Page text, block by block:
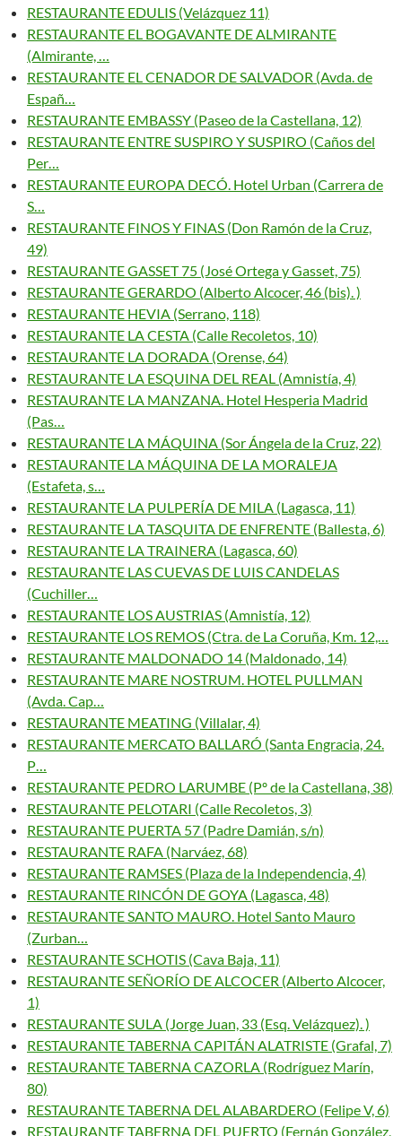
RESTAURANTE EDULIS (Velázquez 11)
RESTAURANTE EL BOGAVANTE DE ALMIRANTE
(Almirante, …
RESTAURANTE EL CENADOR DE SALVADOR (Avda. de
Españ…
RESTAURANTE EMBASSY (Paseo de la Castellana, 12)
RESTAURANTE ENTRE SUSPIRO Y SUSPIRO (Caños del
Per…
RESTAURANTE EUROPA DECÓ. Hotel Urban (Carrera de
S…
RESTAURANTE FINOS Y FINAS (Don Ramón de la Cruz,
49)
RESTAURANTE GASSET 75 (José Ortega y Gasset, 75)
RESTAURANTE GERARDO (Alberto Alcocer, 46 (bis). )
RESTAURANTE HEVIA (Serrano, 118)
RESTAURANTE LA CESTA (Calle Recoletos, 10)
RESTAURANTE LA DORADA (Orense, 64)
RESTAURANTE LA ESQUINA DEL REAL (Amnistía, 4)
RESTAURANTE LA MANZANA. Hotel Hesperia Madrid
(Pas…
RESTAURANTE LA MÁQUINA (Sor Ángela de la Cruz, 22)
RESTAURANTE LA MÁQUINA DE LA MORALEJA
(Estafeta, s…
RESTAURANTE LA PULPERÍA DE MILA (Lagasca, 11)
RESTAURANTE LA TASQUITA DE ENFRENTE (Ballesta, 6)
RESTAURANTE LA TRAINERA (Lagasca, 60)
RESTAURANTE LAS CUEVAS DE LUIS CANDELAS
(Cuchiller…
RESTAURANTE LOS AUSTRIAS (Amnistía, 12)
RESTAURANTE LOS REMOS (Ctra. de La Coruña, Km. 12,…
RESTAURANTE MALDONADO 14 (Maldonado, 14)
RESTAURANTE MARE NOSTRUM. HOTEL PULLMAN
(Avda. Cap…
RESTAURANTE MEATING (Villalar, 4)
RESTAURANTE MERCATO BALLARÓ (Santa Engracia, 24.
P…
RESTAURANTE PEDRO LARUMBE (Pº de la Castellana, 38)
RESTAURANTE PELOTARI (Calle Recoletos, 3)
RESTAURANTE PUERTA 57 (Padre Damián, s/n)
RESTAURANTE RAFA (Narváez, 68)
RESTAURANTE RAMSES (Plaza de la Independencia, 4)
RESTAURANTE RINCÓN DE GOYA (Lagasca, 48)
RESTAURANTE SANTO MAURO. Hotel Santo Mauro
(Zurban…
RESTAURANTE SCHOTIS (Cava Baja, 11)
RESTAURANTE SEÑORÍO DE ALCOCER (Alberto Alcocer,
1)
RESTAURANTE SULA (Jorge Juan, 33 (Esq. Velázquez). )
RESTAURANTE TABERNA CAPITÁN ALATRISTE (Grafal, 7)
RESTAURANTE TABERNA CAZORLA (Rodríguez Marín,
80)
RESTAURANTE TABERNA DEL ALABARDERO (Felipe V, 6)
RESTAURANTE TABERNA DEL PUERTO (Fernán González,